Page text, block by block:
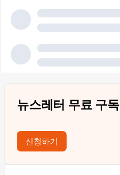
뉴스레터 무료 구독
신청하기